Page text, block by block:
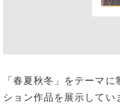
「春夏秋冬」をテーマ
ション作品を展示してい